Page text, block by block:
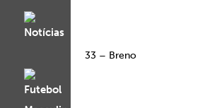
33 – Breno